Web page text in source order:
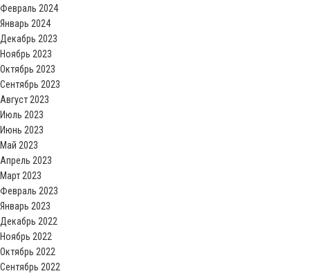
Февраль 2024
Январь 2024
Декабрь 2023
Ноябрь 2023
Октябрь 2023
Сентябрь 2023
Август 2023
Июль 2023
Июнь 2023
Май 2023
Апрель 2023
Март 2023
Февраль 2023
Январь 2023
Декабрь 2022
Ноябрь 2022
Октябрь 2022
Сентябрь 2022